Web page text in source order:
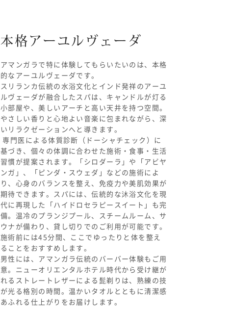
本格アーユルヴェーダ
アマンガラで特に体験してもらいたいのは、本格
的なアーユルヴェーダです。
スリランカ伝統の水浴文化とインド発祥のアーユ
ルヴェーダが融合したスパは、キャンドルが灯る
小部屋や、美しいアーチと高い天井を持つ空間。
やさしい香りと心地よい音楽に包まれながら、深
いリラクゼーションへと導きます。
専門 医による体質診断（ドーシャチェック）に
基づき、個々の体調に合わせた施術・食事・生活
習慣が提案されます。「シロダーラ」や「アビヤ
ンガ」、「ピンダ・スウェダ」などの施術によ
り、心身のバランスを整え、免疫力や美肌効果が
期待できます。スパには、伝統的な沐浴文化を現
代に再現した「ハイドロセラピースイート」も完
備。温冷のプランジプール、スチームルーム、サ
ウナが備わり、貸し切りでのご利用が可能です。
施術前には45分間、ここでゆったりと体を整え
ることをおすすめします。
男性には、アマンガラ伝統のバーバー体験もご用
意。ニューオリエンタルホテル時代から受け継が
れるストレートレザーによる髭剃りは、熟練の技
が光る格別の時間。温かいタオルとともに清潔感
あふれる仕上がりをお届けします。